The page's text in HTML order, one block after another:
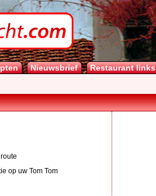
Nieuwsbrief Restaurant links
op uw Tom Tom